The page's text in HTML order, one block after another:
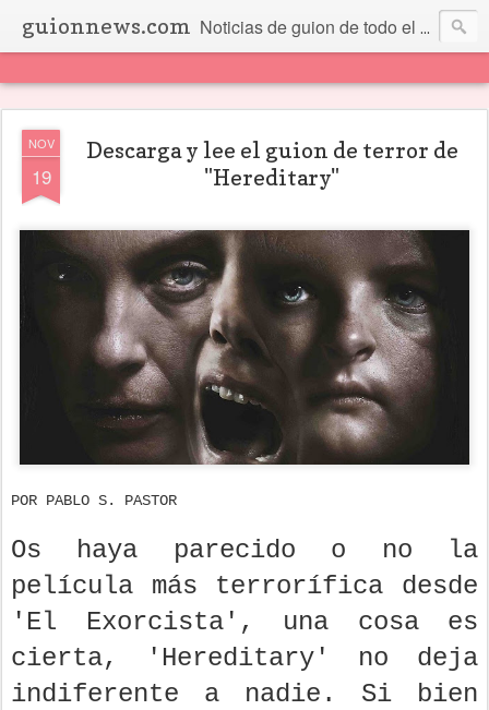
guionnews.com Noticias de guion de todo el mundo... Y más.
NOV
19
Descarga y lee el guion de terror de
"Hereditary"
POR PABLO S. PASTOR
Os haya parecido o no la
película más terrorífica desde
'El Exorcista', una cosa es
cierta, 'Hereditary' no deja
indiferente a nadie. Si bien